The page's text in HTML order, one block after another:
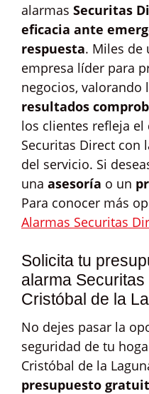
alarmas Securitas
eficacia ante
respuesta. Miles de
empresa líder para
negocios, valorando
resultados
los clientes refleja
Securitas Direct con
del servicio. Si
una asesoría o un
Para conocer más
Alarmas Securitas
Solicita tu
alarma
Cristóbal de la
No dejes pasar la
seguridad de tu
Cristóbal de la
presupuesto